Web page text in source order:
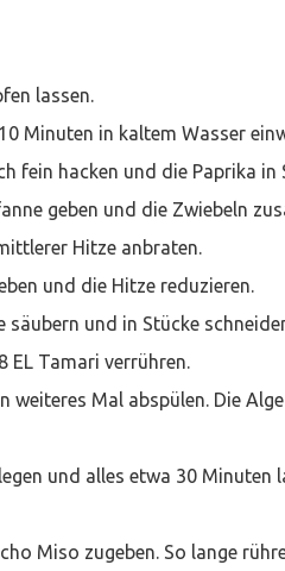
lassen.
Minuten in kaltem Wasser
fein hacken und die Paprika in
geben und die Zwiebeln
Hitze anbraten.
und die Hitze reduzieren.
und in Stücke
EL Tamari verrühren.
weiteres Mal abspülen. Die
und alles etwa 30 Minuten
Miso zugeben. So lange